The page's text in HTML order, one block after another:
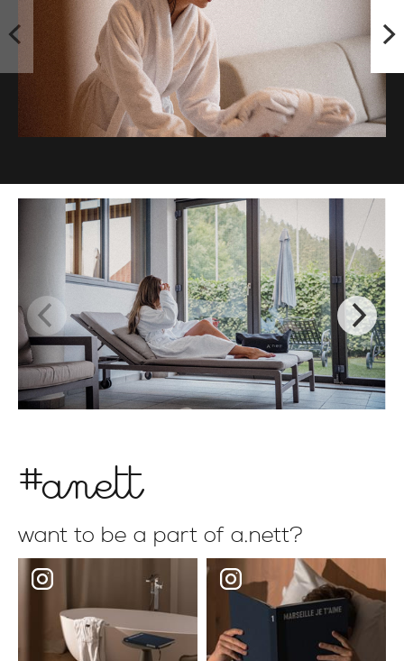
#anett
want to be a part of a.nett?